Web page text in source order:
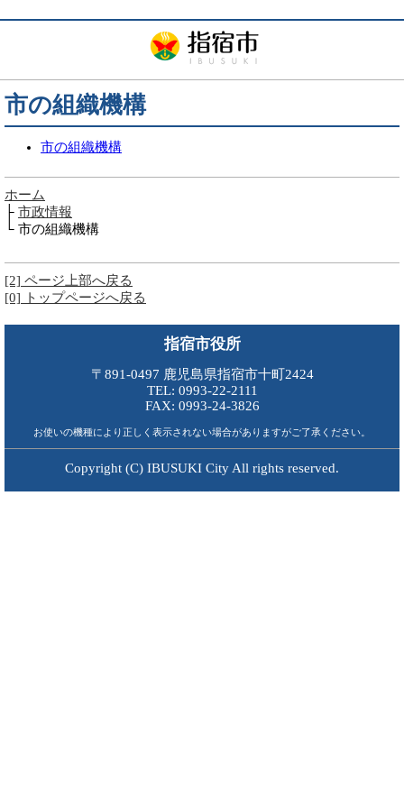
市の組織機構
市の組織機構
ホーム
├ 市政情報
└ 市の組織機構
[2] ページ上部へ戻る
[0] トップページへ戻る
指宿市役所
〒891-0497 鹿児島県指宿市十町2424
TEL: 0993-22-2111
FAX: 0993-24-3826
お使いの機種により正しく表示されない場合がありますがご了承ください。
Copyright (C) IBUSUKI City All rights reserved.